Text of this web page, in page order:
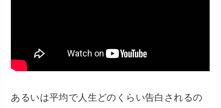
あるいは平均で人生どのくらい告白されるの